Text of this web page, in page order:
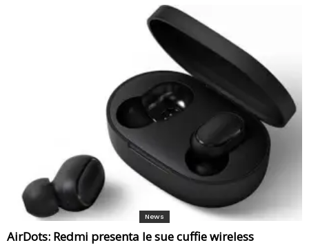
News
AirDots: Redmi presenta le sue cuffie wireless